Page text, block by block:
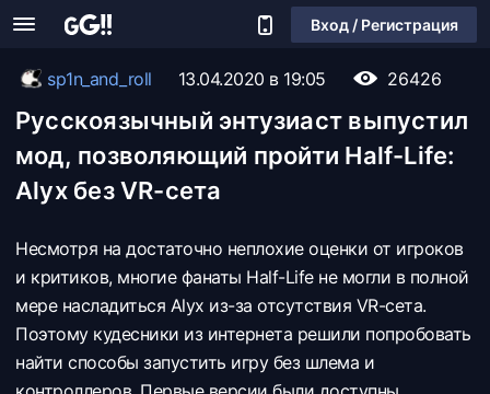
Вход / Регистрация
sp1n_and_roll 13.04.2020 в 19:05 26426
Русскоязычный энтузиаст выпустил
мод, позволяющий пройти Half-Life:
Alyx без VR-сета
Несмотря на достаточно неплохие оценки от игроков
и критиков, многие фанаты Half-Life не могли в полной
мере насладиться Alyx из-за отсутствия VR-сета.
Поэтому кудесники из интернета решили попробовать
найти способы запустить игру без шлема и